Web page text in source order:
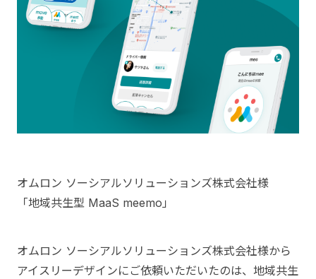
オムロン ソーシアルソリューションズ株式会社様
「地域共生型 MaaS meemo」
オムロン ソーシアルソリューションズ株式会社様から
アイスリーデザインにご依頼いただいたのは、地域共生